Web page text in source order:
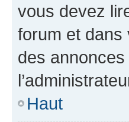
vous devez
forum et dans
des
Haut